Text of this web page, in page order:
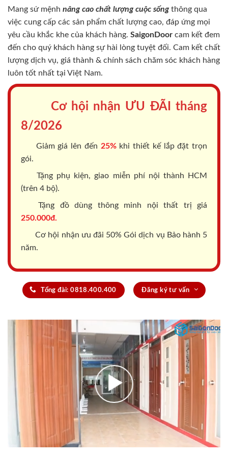
Mang sứ mệnh nâng cao chất lượng cuộc sốngthông qua
việc cung cấp các sản phẩm chất lượng cao, đáp ứng mọi
yêu cầu khắc khe của khách hàng. SaigonDoor cam kết đem
đến cho quý khách hàng sự hài lòng tuyệt đối. Cam kết chất
lượng dịch vụ, giá thành & chính sách chăm sóc khách hàng
luôn tốt nhất tại Việt Nam.
Cơ hội nhận ƯU ĐÃI tháng
8/2026
Giảm giá lên đến 25%khi thiết kế lắp đặt trọn
gói.
Tặng phụ kiện, giao miễn phí nội thành HCM
(trên 4 bộ).
Tặng đồ dùng thông minh nội thất trị giá
250.000đ.
Cơ hội nhận ưu đãi 50% Gói dịch vụ Bảo hành 5
năm.
Tổng đài: 0818.400.400 Đăng ký tư vấn